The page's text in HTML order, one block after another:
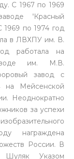
С 1967 по 1969
'Красный
по 1974 год
в ЛВХПУ им. В.
работала на
им. М.В.
завод с
на Мейсенской
Неоднократно
за успехи
награждена
России. В
Шуляк Указом